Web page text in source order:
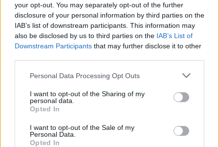
your opt-out. You may separately opt-out of the further
disclosure of your personal information by third parties on the
IAB’s list of downstream participants. This information may
also be disclosed by us to third parties on the IAB’s List of
Downstream Participants that may further disclose it to other
Personal Data Processing Opt Outs
I want to opt-out of the Sharing of my
personal data.
Opted In
I want to opt-out of the Sale of my
Personal Data.
Opted In
James McAvoy bekerült A látogatás
amerikai remake-jébe
Egyáltalán nem fog finomkodni A
látogatás amerikai változata
LEGFRISSEBB VIDEÓNK